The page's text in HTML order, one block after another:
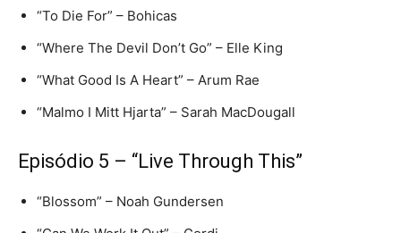
“To Die For” – Bohicas
“Where The Devil Don’t Go” – Elle King
“What Good Is A Heart” – Arum Rae
“Malmo I Mitt Hjarta” – Sarah MacDougall
Episódio 5 – “Live Through This”
“Blossom” – Noah Gundersen